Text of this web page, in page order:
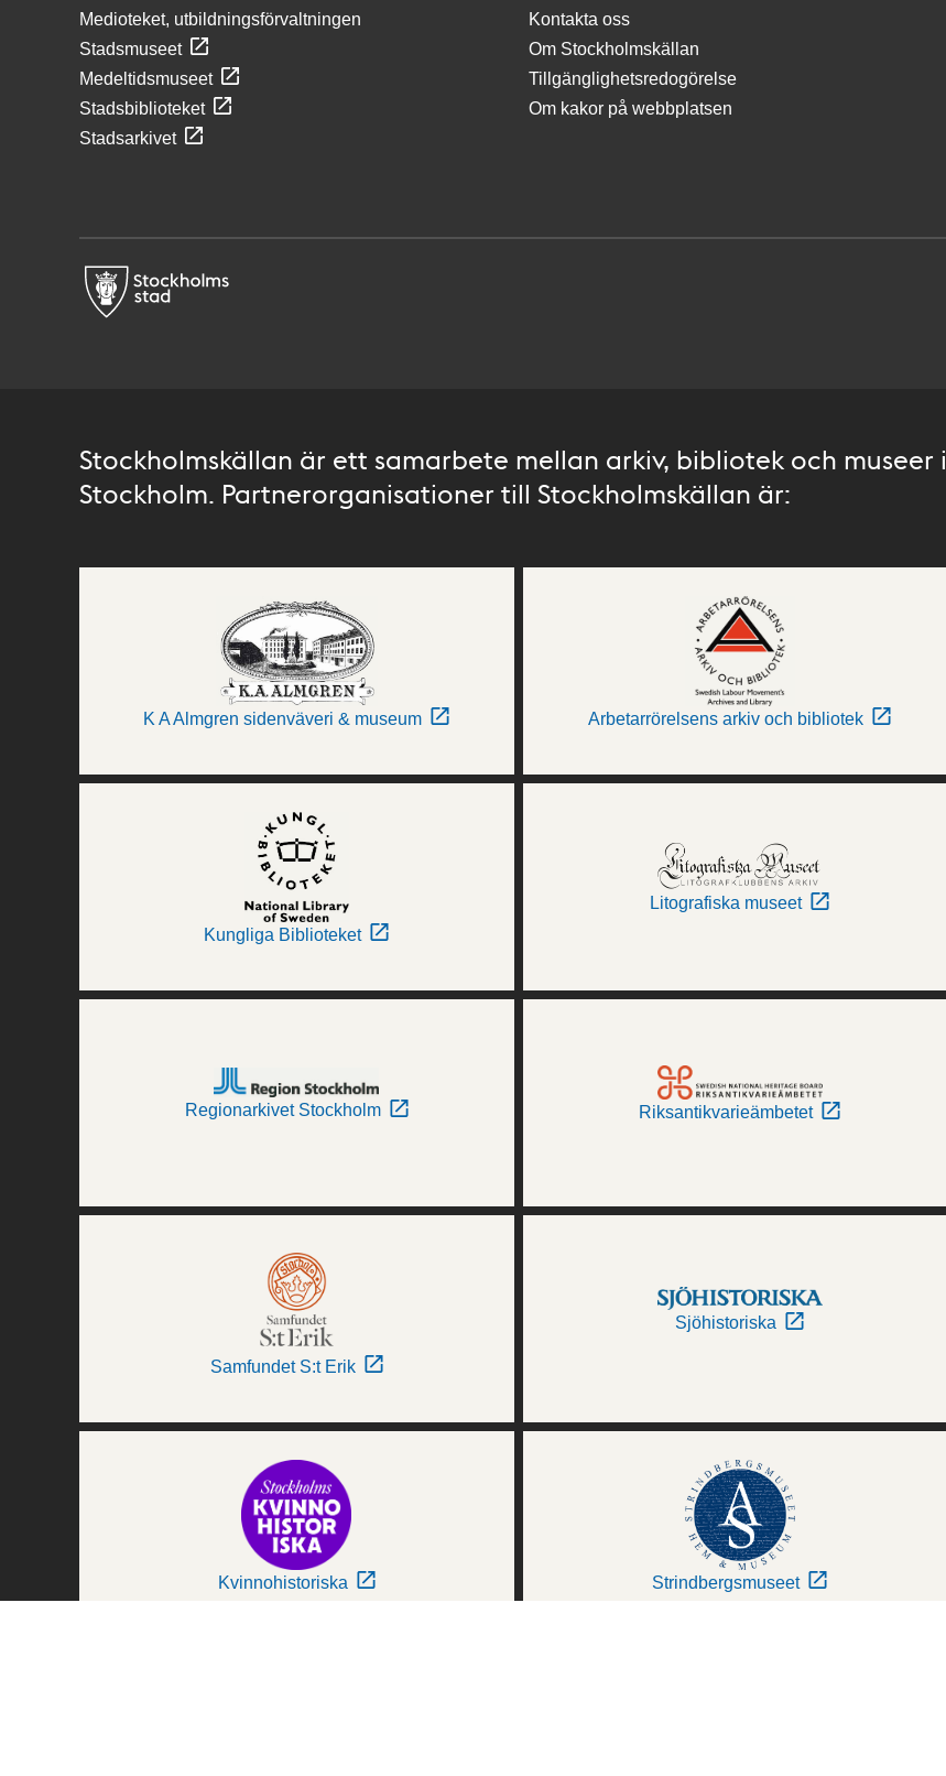
Medioteket, utbildningsförvaltningen
Stadsmuseet
Medeltidsmuseet
Stadsbiblioteket
Stadsarkivet
Kontakta oss
Om Stockholmskällan
Tillgänglighetsredogörelse
Om kakor på webbplatsen
Stockholmskällan är ett samarbete mellan arkiv, bibliotek och museer i
Stockholm. Partnerorganisationer till Stockholmskällan är:
K A Almgren sidenväveri & museum Arbetarrörelsens arkiv och bibliotek
Kungliga Biblioteket
Litografiska museet
Regionarkivet Stockholm Riksantikvarieämbetet
Samfundet S:t Erik
Sjöhistoriska
Kvinnohistoriska Strindbergsmuseet